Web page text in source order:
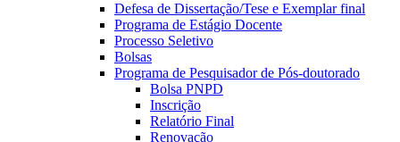
Defesa de Dissertação/Tese e Exemplar final
Programa de Estágio Docente
Processo Seletivo
Bolsas
Programa de Pesquisador de Pós-doutorado
Bolsa PNPD
Inscrição
Relatório Final
Renovação